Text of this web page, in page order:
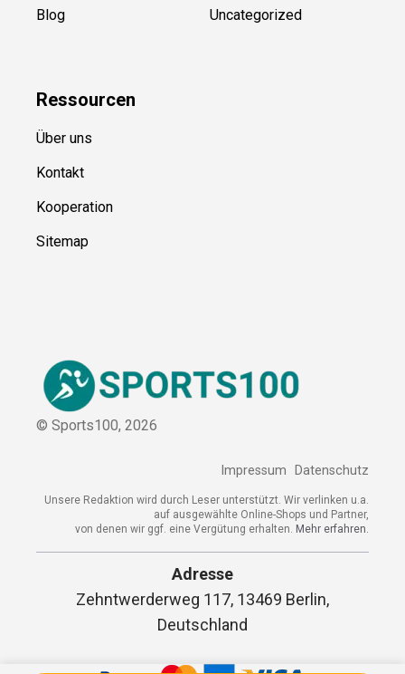
Blog Uncategorized
Ressourcen
Über uns
Kontakt
Kooperation
Sitemap
© Sports100, 2026
Impressum Datenschutz
Unsere Redaktion wird durch Leser unterstützt. Wir verlinken u.a.
auf ausgewählte Online-Shops und Partner,
von denen wir ggf. eine Vergütung erhalten. Mehr erfahren.
Adresse
Zehntwerderweg 117, 13469 Berlin,
Deutschland